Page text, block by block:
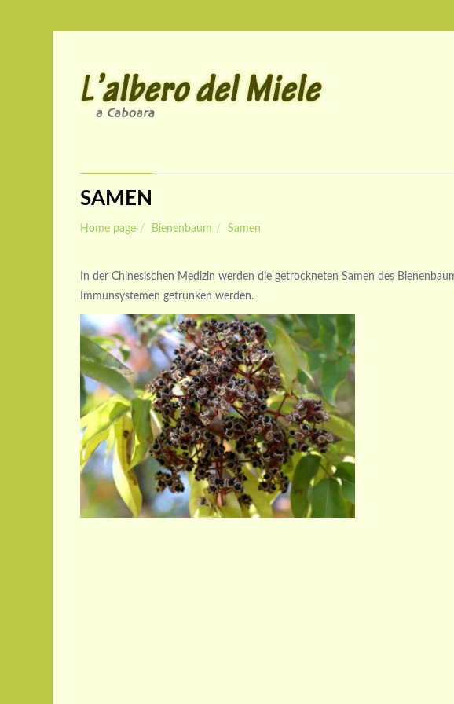
SAMEN
Home page Bienenbaum Samen
In der Chinesischen Medizin werden die getrockneten Samen des
Immunsystemen getrunken werden.